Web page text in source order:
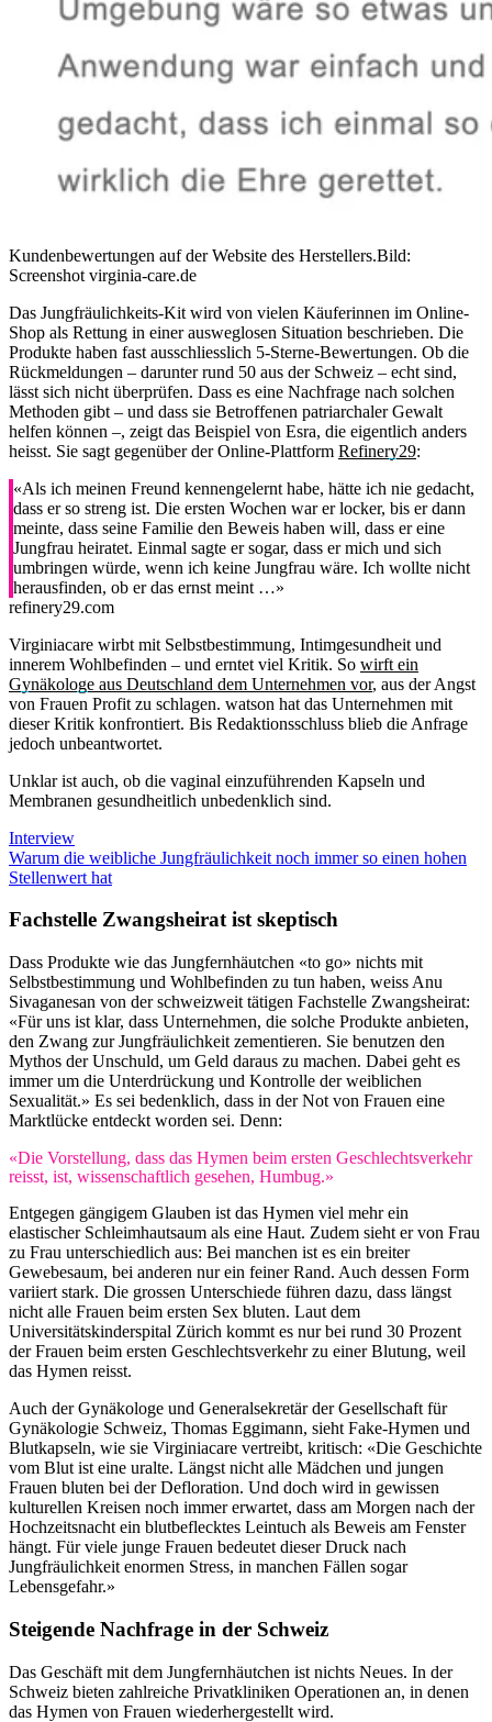
Kundenbewertungen auf der Website des Herstellers.Bild:
Screenshot virginia-care.de
Das Jungfräulichkeits-Kit wird von vielen Käuferinnen im Online-
Shop als Rettung in einer ausweglosen Situation beschrieben. Die
Produkte haben fast ausschliesslich 5-Sterne-Bewertungen. Ob die
Rückmeldungen – darunter rund 50 aus der Schweiz – echt sind,
lässt sich nicht überprüfen. Dass es eine Nachfrage nach solchen
Methoden gibt – und dass sie Betroffenen patriarchaler Gewalt
helfen können –, zeigt das Beispiel von Esra, die eigentlich anders
heisst. Sie sagt gegenüber der Online-Plattform Refinery29:
«Als ich meinen Freund kennengelernt habe, hätte ich nie gedacht,
dass er so streng ist. Die ersten Wochen war er locker, bis er dann
meinte, dass seine Familie den Beweis haben will, dass er eine
Jungfrau heiratet. Einmal sagte er sogar, dass er mich und sich
umbringen würde, wenn ich keine Jungfrau wäre. Ich wollte nicht
herausfinden, ob er das ernst meint …»
refinery29.com
Virginiacare wirbt mit Selbstbestimmung, Intimgesundheit und
innerem Wohlbefinden – und erntet viel Kritik. So wirft ein
Gynäkologe aus Deutschland dem Unternehmen vor, aus der Angst
von Frauen Profit zu schlagen. watson hat das Unternehmen mit
dieser Kritik konfrontiert. Bis Redaktionsschluss blieb die Anfrage
jedoch unbeantwortet.
Unklar ist auch, ob die vaginal einzuführenden Kapseln und
Membranen gesundheitlich unbedenklich sind.
Interview
Warum die weibliche Jungfräulichkeit noch immer so einen hohen
Stellenwert hat
Fachstelle Zwangsheirat ist skeptisch
Dass Produkte wie das Jungfernhäutchen «to go» nichts mit
Selbstbestimmung und Wohlbefinden zu tun haben, weiss Anu
Sivaganesan von der schweizweit tätigen Fachstelle Zwangsheirat:
«Für uns ist klar, dass Unternehmen, die solche Produkte anbieten,
den Zwang zur Jungfräulichkeit zementieren. Sie benutzen den
Mythos der Unschuld, um Geld daraus zu machen. Dabei geht es
immer um die Unterdrückung und Kontrolle der weiblichen
Sexualität.» Es sei bedenklich, dass in der Not von Frauen eine
Marktlücke entdeckt worden sei. Denn:
«Die Vorstellung, dass das Hymen beim ersten Geschlechtsverkehr
reisst, ist, wissenschaftlich gesehen, Humbug.»
Entgegen gängigem Glauben ist das Hymen viel mehr ein
elastischer Schleimhautsaum als eine Haut. Zudem sieht er von Frau
zu Frau unterschiedlich aus: Bei manchen ist es ein breiter
Gewebesaum, bei anderen nur ein feiner Rand. Auch dessen Form
variiert stark. Die grossen Unterschiede führen dazu, dass längst
nicht alle Frauen beim ersten Sex bluten. Laut dem
Universitätskinderspital Zürich kommt es nur bei rund 30 Prozent
der Frauen beim ersten Geschlechtsverkehr zu einer Blutung, weil
das Hymen reisst.
Auch der Gynäkologe und Generalsekretär der Gesellschaft für
Gynäkologie Schweiz, Thomas Eggimann, sieht Fake-Hymen und
Blutkapseln, wie sie Virginiacare vertreibt, kritisch: «Die Geschichte
vom Blut ist eine uralte. Längst nicht alle Mädchen und jungen
Frauen bluten bei der Defloration. Und doch wird in gewissen
kulturellen Kreisen noch immer erwartet, dass am Morgen nach der
Hochzeitsnacht ein blutbeflecktes Leintuch als Beweis am Fenster
hängt. Für viele junge Frauen bedeutet dieser Druck nach
Jungfräulichkeit enormen Stress, in manchen Fällen sogar
Lebensgefahr.»
Steigende Nachfrage in der Schweiz
Das Geschäft mit dem Jungfernhäutchen ist nichts Neues. In der
Schweiz bieten zahlreiche Privatkliniken Operationen an, in denen
das Hymen von Frauen wiederhergestellt wird.